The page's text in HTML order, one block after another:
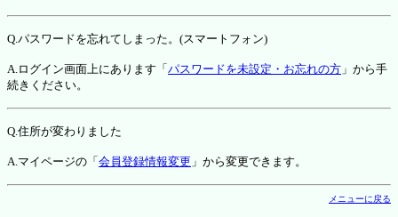
Q.パスワードを忘れてしまった。(スマートフォン)
A.ログイン画面上にあります「 パスワードを未設定・お忘れの方 」から手
続きください。
Q.住所が変わりました
A.マイページの「 会員登録情報変更 」から変更できます。
メニューに戻る